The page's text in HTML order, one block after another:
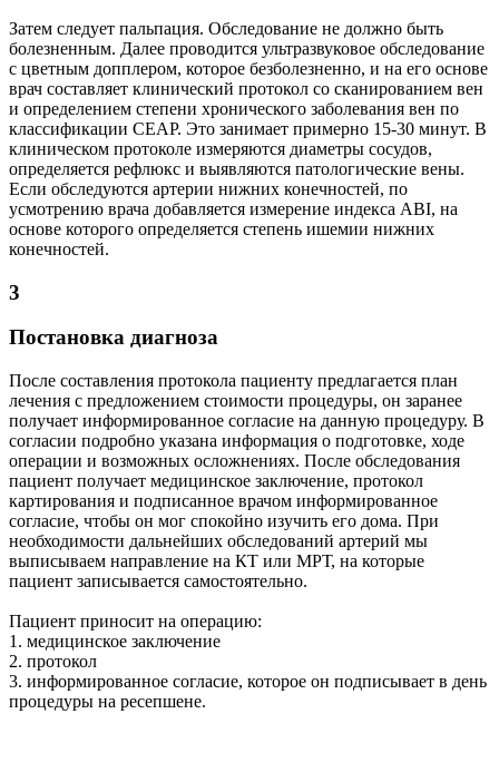
Затем следует пальпация. Обследование не должно быть
болезненным. Далее проводится ультразвуковое обследование
с цветным допплером, которое безболезненно, и на его основе
врач составляет клинический протокол со сканированием вен
и определением степени хронического заболевания вен по
классификации CEAP. Это занимает примерно 15-30 минут. В
клиническом протоколе измеряются диаметры сосудов,
определяется рефлюкс и выявляются патологические вены.
Если обследуются артерии нижних конечностей, по
усмотрению врача добавляется измерение индекса ABI, на
основе которого определяется степень ишемии нижних
конечностей.
3
Постановка диагноза
После составления протокола пациенту предлагается план
лечения с предложением стоимости процедуры, он заранее
получает информированное согласие на данную процедуру. В
согласии подробно указана информация о подготовке, ходе
операции и возможных осложнениях. После обследования
пациент получает медицинское заключение, протокол
картирования и подписанное врачом информированное
согласие, чтобы он мог спокойно изучить его дома. При
необходимости дальнейших обследований артерий мы
выписываем направление на КТ или МРТ, на которые
пациент записывается самостоятельно.
Пациент приносит на операцию:
1. медицинское заключение
2. протокол
3. информированное согласие, которое он подписывает в день
процедуры на ресепшене.